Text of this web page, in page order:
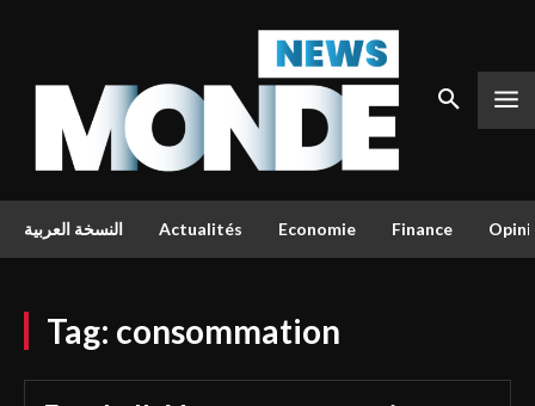
النسخة العربية Actualités Economie Finance
Tag: consommation